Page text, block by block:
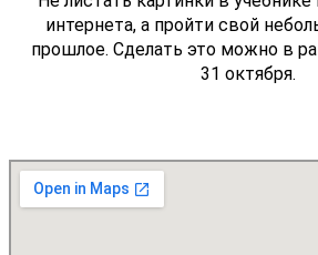
интернета, а пройти свой
прошлое. Сделать это можно в
31 октября.